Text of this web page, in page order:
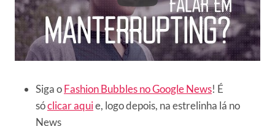
Siga oFashion Bubbles no Google News! É
sóclicar aquie, logo depois, na estrelinha lá no
News